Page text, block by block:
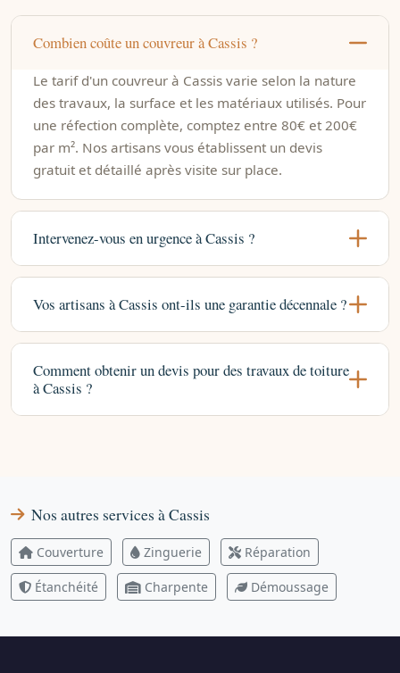
Combien coûte un couvreur à Cassis ?
Le tarif d'un couvreur à Cassis varie selon la nature
des travaux, la surface et les matériaux utilisés. Pour
une réfection complète, comptez entre 80€ et 200€
par m². Nos artisans vous établissent un devis
gratuit et détaillé après visite sur place.
Intervenez-vous en urgence à Cassis ?
Vos artisans à Cassis ont-ils une garantie décennale ?
Comment obtenir un devis pour des travaux de toiture
à Cassis ?
Nos autres services à Cassis
Couverture Zinguerie Réparation
Étanchéité Charpente Démoussage